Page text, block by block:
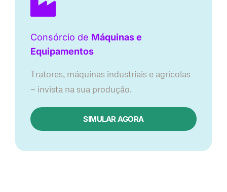
Consórcio de Máquinas e
Equipamentos
Tratores, máquinas industriais e agrícolas
— invista na sua produção.
SIMULAR AGORA